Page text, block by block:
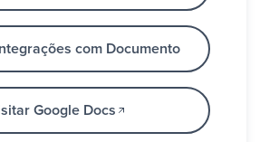
com Documento
Google Docs